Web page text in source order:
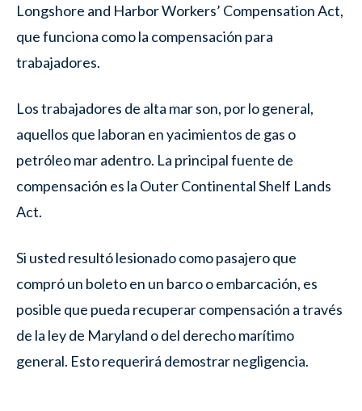
Longshore and Harbor Workers’ Compensation Act,
que funciona como la compensación para
trabajadores.
Los trabajadores de alta mar son, por lo general,
aquellos que laboran en yacimientos de gas o
petróleo mar adentro. La principal fuente de
compensación es la Outer Continental Shelf Lands
Act.
Si usted resultó lesionado como pasajero que
compró un boleto en un barco o embarcación, es
posible que pueda recuperar compensación a través
de la ley de Maryland o del derecho marítimo
general. Esto requerirá demostrar negligencia.